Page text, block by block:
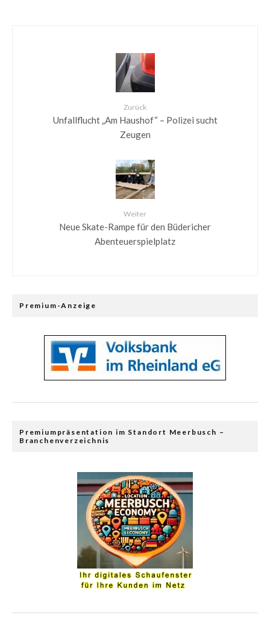
Zurück
Unfallflucht „Am Haushof“ – Polizei sucht
Zeugen
Weiter
Neue Skate-Rampe für den Büdericher
Abenteuerspielplatz
Premium-Anzeige
Premiumpräsentation im Standort Meerbusch –
Branchenverzeichnis